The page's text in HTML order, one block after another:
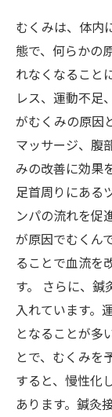
むくみは、体内
態で、何らかの
れなくなること
レス、運動不足
がむくみの原因
マッサージ、腹
みの改善に効果
足首周りにある
ンパの流れを促
が原因でむくん
ることで血流を
す。 さらに、鍼
入れています。
となることが多
とで、むくみを
すると、慢性化
あります。鍼灸